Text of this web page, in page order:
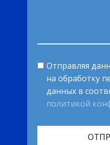
Отправляя
на обработку
данных в
политикой